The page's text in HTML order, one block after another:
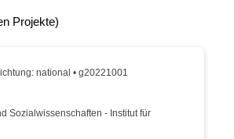
Projekte)
national • g20221001
Sozialwissenschaften - Institut für